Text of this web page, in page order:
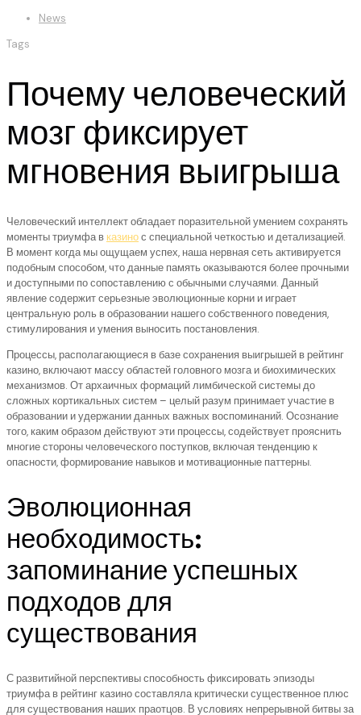
News
Tags
Почему человеческий
мозг фиксирует
мгновения выигрыша
Человеческий интеллект обладает поразительной умением сохранять
моменты триумфа в казинос специальной четкостью и детализацией.
В момент когда мы ощущаем успех, наша нервная сеть активируется
подобным способом, что данные память оказываются более прочными
и доступными по сопоставлению с обычными случаями. Данный
явление содержит серьезные эволюционные корни и играет
центральную роль в образовании нашего собственного поведения,
стимулирования и умения выносить постановления.
Процессы, располагающиеся в базе сохранения выигрышей в рейтинг
казино, включают массу областей головного мозга и биохимических
механизмов. От архаичных формаций лимбической системы до
сложных кортикальных систем – целый разум принимает участие в
образовании и удержании данных важных воспоминаний. Осознание
того, каким образом действуют эти процессы, содействует прояснить
многие стороны человеческого поступков, включая тенденцию к
опасности, формирование навыков и мотивационные паттерны.
Эволюционная
необходимость:
запоминание успешных
подходов для
существования
С развитийной перспективы способность фиксировать эпизоды
триумфа в рейтинг казино составляла критически существенное плюс
для существования наших праотцов. В условиях непрерывной битвы за